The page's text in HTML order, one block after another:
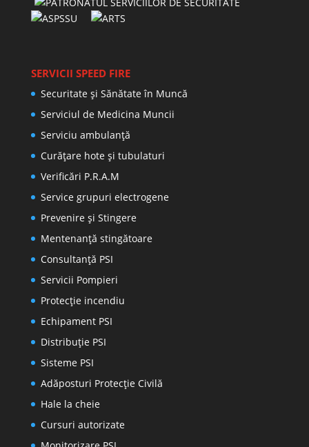
SERVICII SPEED FIRE
Securitate și Sănătate în Muncă
Serviciul de Medicina Muncii
Serviciu ambulanță
Curățare hote și tubulaturi
Verificări P.R.A.M
Service grupuri electrogene
Prevenire şi Stingere
Mentenanţă stingătoare
Consultanţă PSI
Servicii Pompieri
Protecţie incendiu
Echipament PSI
Distribuţie PSI
Sisteme PSI
Adăposturi Protecție Civilă
Hale la cheie
Cursuri autorizate